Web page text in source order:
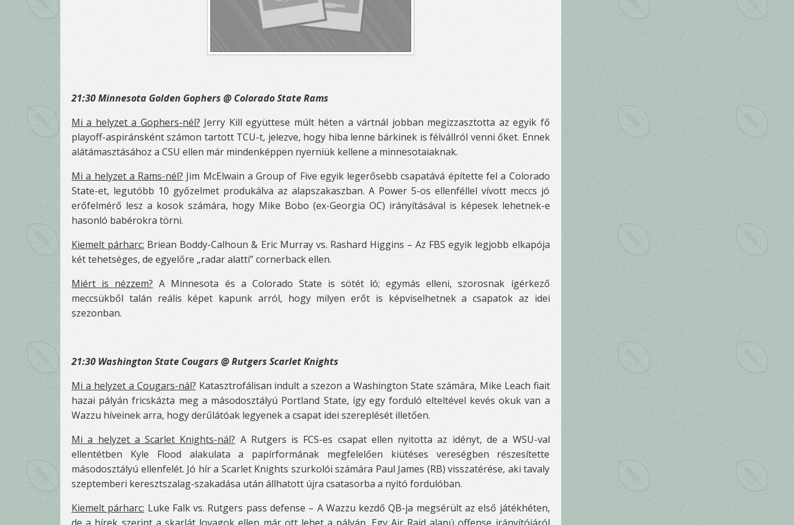
21:30 Minnesota Golden Gophers @ Colorado State Rams
Mi a helyzet a Gophers-nél? Jerry Kill együttese múlt héten a vártnál jobban megizzasztotta az egyik fő
playoff-aspiránsként számon tartott TCU-t, jelezve, hogy hiba lenne bárkinek is félvállról venni őket. Ennek
alátámasztásához a CSU ellen már mindenképpen nyerniük kellene a minnesotaiaknak.
Mi a helyzet a Rams-nél? Jim McElwain a Group of Five egyik legerősebb csapatává építette fel a Colorado
State-et, legutóbb 10 győzelmet produkálva az alapszakaszban. A Power 5-os ellenféllel vívott meccs jó
erőfelmérő lesz a kosok számára, hogy Mike Bobo (ex-Georgia OC) irányításával is képesek lehetnek-e
hasonló babérokra törni.
Kiemelt párharc: Briean Boddy-Calhoun & Eric Murray vs. Rashard Higgins – Az FBS egyik legjobb elkapója
két tehetséges, de egyelőre „radar alatti” cornerback ellen.
Miért is nézzem? A Minnesota és a Colorado State is sötét ló; egymás elleni, szorosnak ígérkező
meccsükből talán reális képet kapunk arról, hogy milyen erőt is képviselhetnek a csapatok az idei
szezonban.
21:30 Washington State Cougars @ Rutgers Scarlet Knights
Mi a helyzet a Cougars-nál? Katasztrofálisan indult a szezon a Washington State számára, Mike Leach fiait
hazai pályán fricskázta meg a másodosztályú Portland State, így egy forduló elteltével kevés okuk van a
Wazzu híveinek arra, hogy derűlátóak legyenek a csapat idei szereplését illetően.
Mi a helyzet a Scarlet Knights-nál? A Rutgers is FCS-es csapat ellen nyitotta az idényt, de a WSU-val
ellentétben Kyle Flood alakulata a papírformának megfelelően kiütéses vereségben részesítette
másodosztályú ellenfelét. Jó hír a Scarlet Knights szurkolói számára Paul James (RB) visszatérése, aki tavaly
szeptemberi keresztszalag-szakadása után állhatott újra csatasorba a nyitó fordulóban.
Kiemelt párharc: Luke Falk vs. Rutgers pass defense – A Wazzu kezdő QB-ja megsérült az első játékhéten,